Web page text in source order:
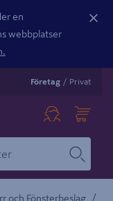
en
webbplatser
Företag / Privat
och Fönsterbeslag /